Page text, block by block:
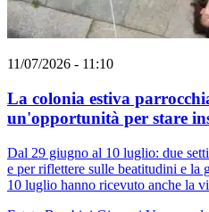
11/07/2026 - 11:10
La colonia estiva
un'opportunità per stare
Dal 29 giugno al 10 luglio: due
e per riflettere sulle beatitudini e la
10 luglio hanno ricevuto anche la